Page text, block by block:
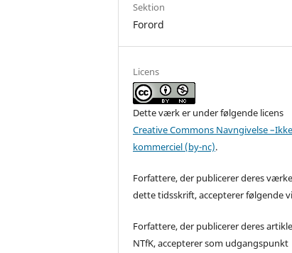
Sektion
Forord
Licens
Dette værk er under følgende licens
Creative Commons Navngivelse
kommerciel (by-nc).
Forfattere, der publicerer deres
dette tidsskrift, accepterer følgende
Forfattere, der publicerer deres
NTfK, accepterer som udgangspunkt